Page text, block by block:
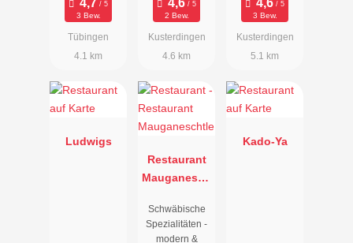
3 Bew.
Tübingen
4.1 km
2 Bew.
Kusterdingen
4.6 km
3 Bew.
Kusterdingen
5.1 km
Ludwigs
Restaurant
Mauganesch
Schwäbische
Spezialitäten -
modern &
Kado-Ya